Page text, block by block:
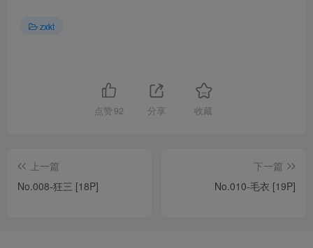
zxkt
点赞 92 分享 收藏
上一篇
No.008-狂三 [18P]
下一篇
No.010-毛衣 [19P]